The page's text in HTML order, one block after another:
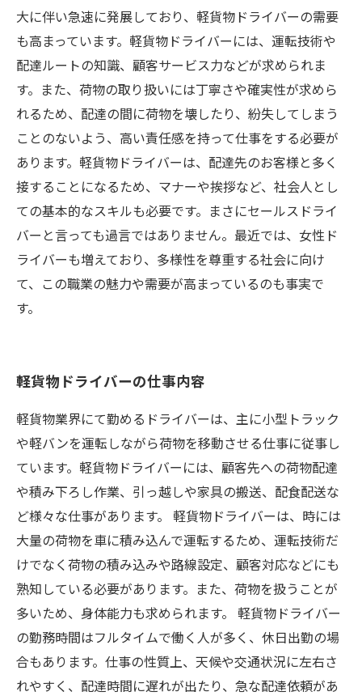
大に伴い急速に発展しており、軽貨物ドライバーの需要
も高まっています。軽貨物ドライバーには、運転技術や
配達ルートの知識、顧客サービス力などが求められま
す。また、荷物の取り扱いには丁寧さや確実性が求めら
れるため、配達の間に荷物を壊したり、紛失してしまう
ことのないよう、高い責任感を持って仕事をする必要が
あります。軽貨物ドライバーは、配達先のお客様と多く
接することになるため、マナーや挨拶など、社会人とし
ての基本的なスキルも必要です。まさにセールスドライ
バーと言っても過言ではありません。最近では、女性ド
ライバーも増えており、多様性を尊重する社会に向け
て、この職業の魅力や需要が高まっているのも事実で
す。
軽貨物ドライバーの仕事内容
軽貨物業界にて勤めるドライバーは、主に小型トラック
や軽バンを運転しながら荷物を移動させる仕事に従事し
ています。軽貨物ドライバーには、顧客先への荷物配達
や積み下ろし作業、引っ越しや家具の搬送、配食配送な
ど様々な仕事があります。 軽貨物ドライバーは、時には
大量の荷物を車に積み込んで運転するため、運転技術だ
けでなく荷物の積み込みや路線設定、顧客対応などにも
熟知している必要があります。また、荷物を扱うことが
多いため、身体能力も求められます。 軽貨物ドライバー
の勤務時間はフルタイムで働く人が多く、休日出勤の場
合もあります。仕事の性質上、天候や交通状況に左右さ
れやすく、配達時間に遅れが出たり、急な配達依頼があ